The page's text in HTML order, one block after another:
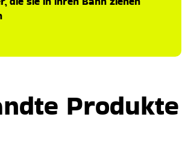
Produkte